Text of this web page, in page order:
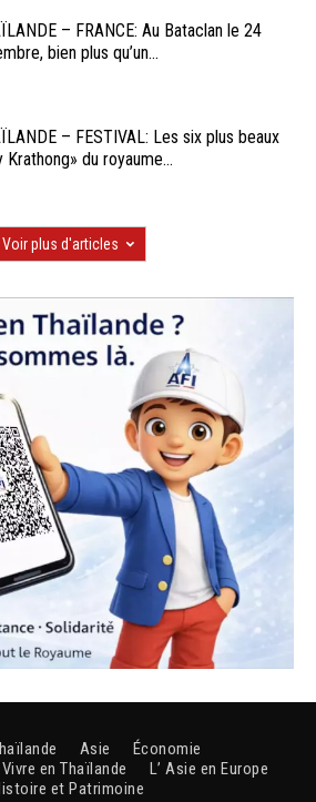
– FRANCE: Au Bataclan le 24
bien plus qu’un...
– FESTIVAL: Les six plus beaux
Krathong» du royaume...
Voir plus d'articles
Asie
Économie
Vivre en Thaïlande
L’ Asie en Europe
et Patrimoine